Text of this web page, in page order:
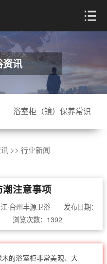
资讯
浴室柜（镜）保养常识
>> 行业新闻
注意事项
·台州丰源卫浴 发布日期：
浏览次数：1392
的浴室柜非常美观、大